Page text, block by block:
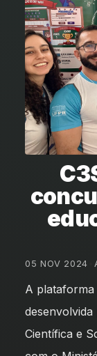
05 NOV 2024
A plataforma
Científica e